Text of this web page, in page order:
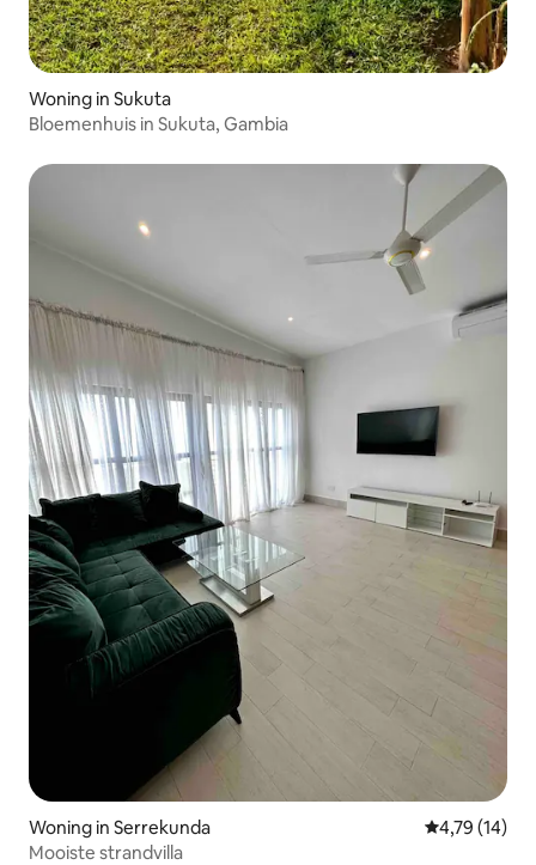
Woning in Sukuta
Bloemenhuis in Sukuta, Gambia
Woning in Serrekunda Gemiddelde
4,79 (14)
Mooiste strandvilla